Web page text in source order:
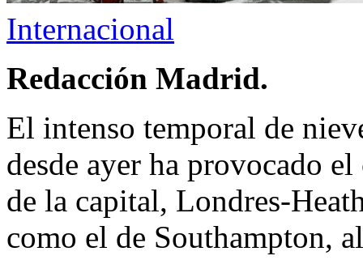
Internacional
Redacción Madrid.
El intenso temporal de
desde ayer ha provocado
de la capital, Londres-
como el de Southampton,